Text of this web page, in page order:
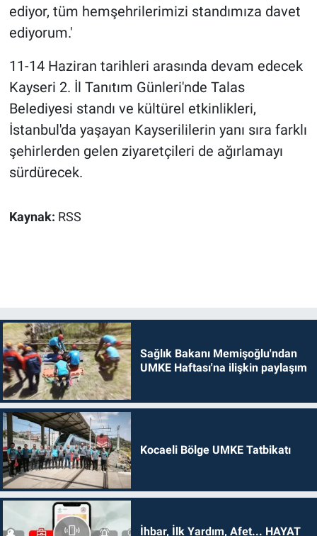
ediyor, tüm hemşehrilerimizi standımıza davet
ediyorum.'
11-14 Haziran tarihleri arasında devam edecek
Kayseri 2. İl Tanıtım Günleri'nde Talas
Belediyesi standı ve kültürel etkinlikleri,
İstanbul'da yaşayan Kayserililerin yanı sıra farklı
şehirlerden gelen ziyaretçileri de ağırlamayı
sürdürecek.
Kaynak: RSS
Sağlık Bakanı Memişoğlu'ndan
UMKE Haftası'na ilişkin paylaşım
Kocaeli Bölge UMKE Tatbikatı
İhbar, İlk Yardım, Afet... HAYAT